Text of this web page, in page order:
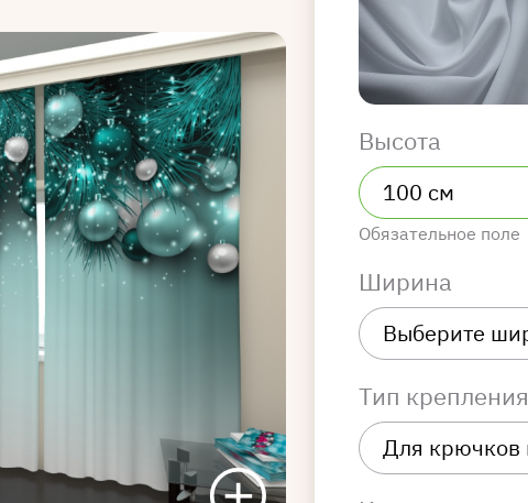
Высота
Обязательное поле
Ширина
Тип крепления